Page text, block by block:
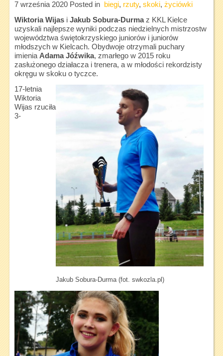
7 września 2020Posted in biegi, rzuty, skoki, życiówki
Wiktoria Wijasi Jakub Sobura-Durmaz KKL Kielce
uzyskali najlepsze wyniki podczas niedzielnych mistrzostw
województwa świętokrzyskiego juniorów i juniorów
młodszych w Kielcach. Obydwoje otrzymali puchary
imieniaAdama Jóźwika, zmarłego w 2015 roku
zasłużonego działacza i trenera, a w młodości rekordzisty
okręgu w skoku o tyczce.
Jakub Sobura-Durma (fot. swkozla.pl)
17-letnia
Wiktoria
Wijas rzuciła
3-